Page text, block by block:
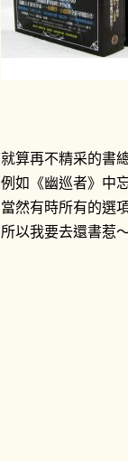
就算再不精采的書
例如《幽巡者》中
當然有時所有的選
所以我要去還書惹